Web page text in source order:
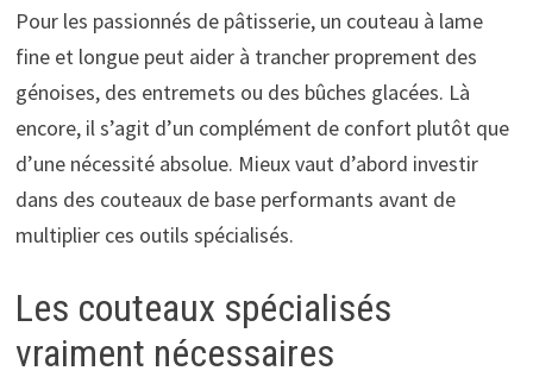
Pour les passionnés de pâtisserie, un couteau à lame
fine et longue peut aider à trancher proprement des
génoises, des entremets ou des bûches glacées. Là
encore, il s’agit d’un complément de confort plutôt que
d’une nécessité absolue. Mieux vaut d’abord investir
dans des couteaux de base performants avant de
multiplier ces outils spécialisés.
Les couteaux spécialisés
vraiment nécessaires